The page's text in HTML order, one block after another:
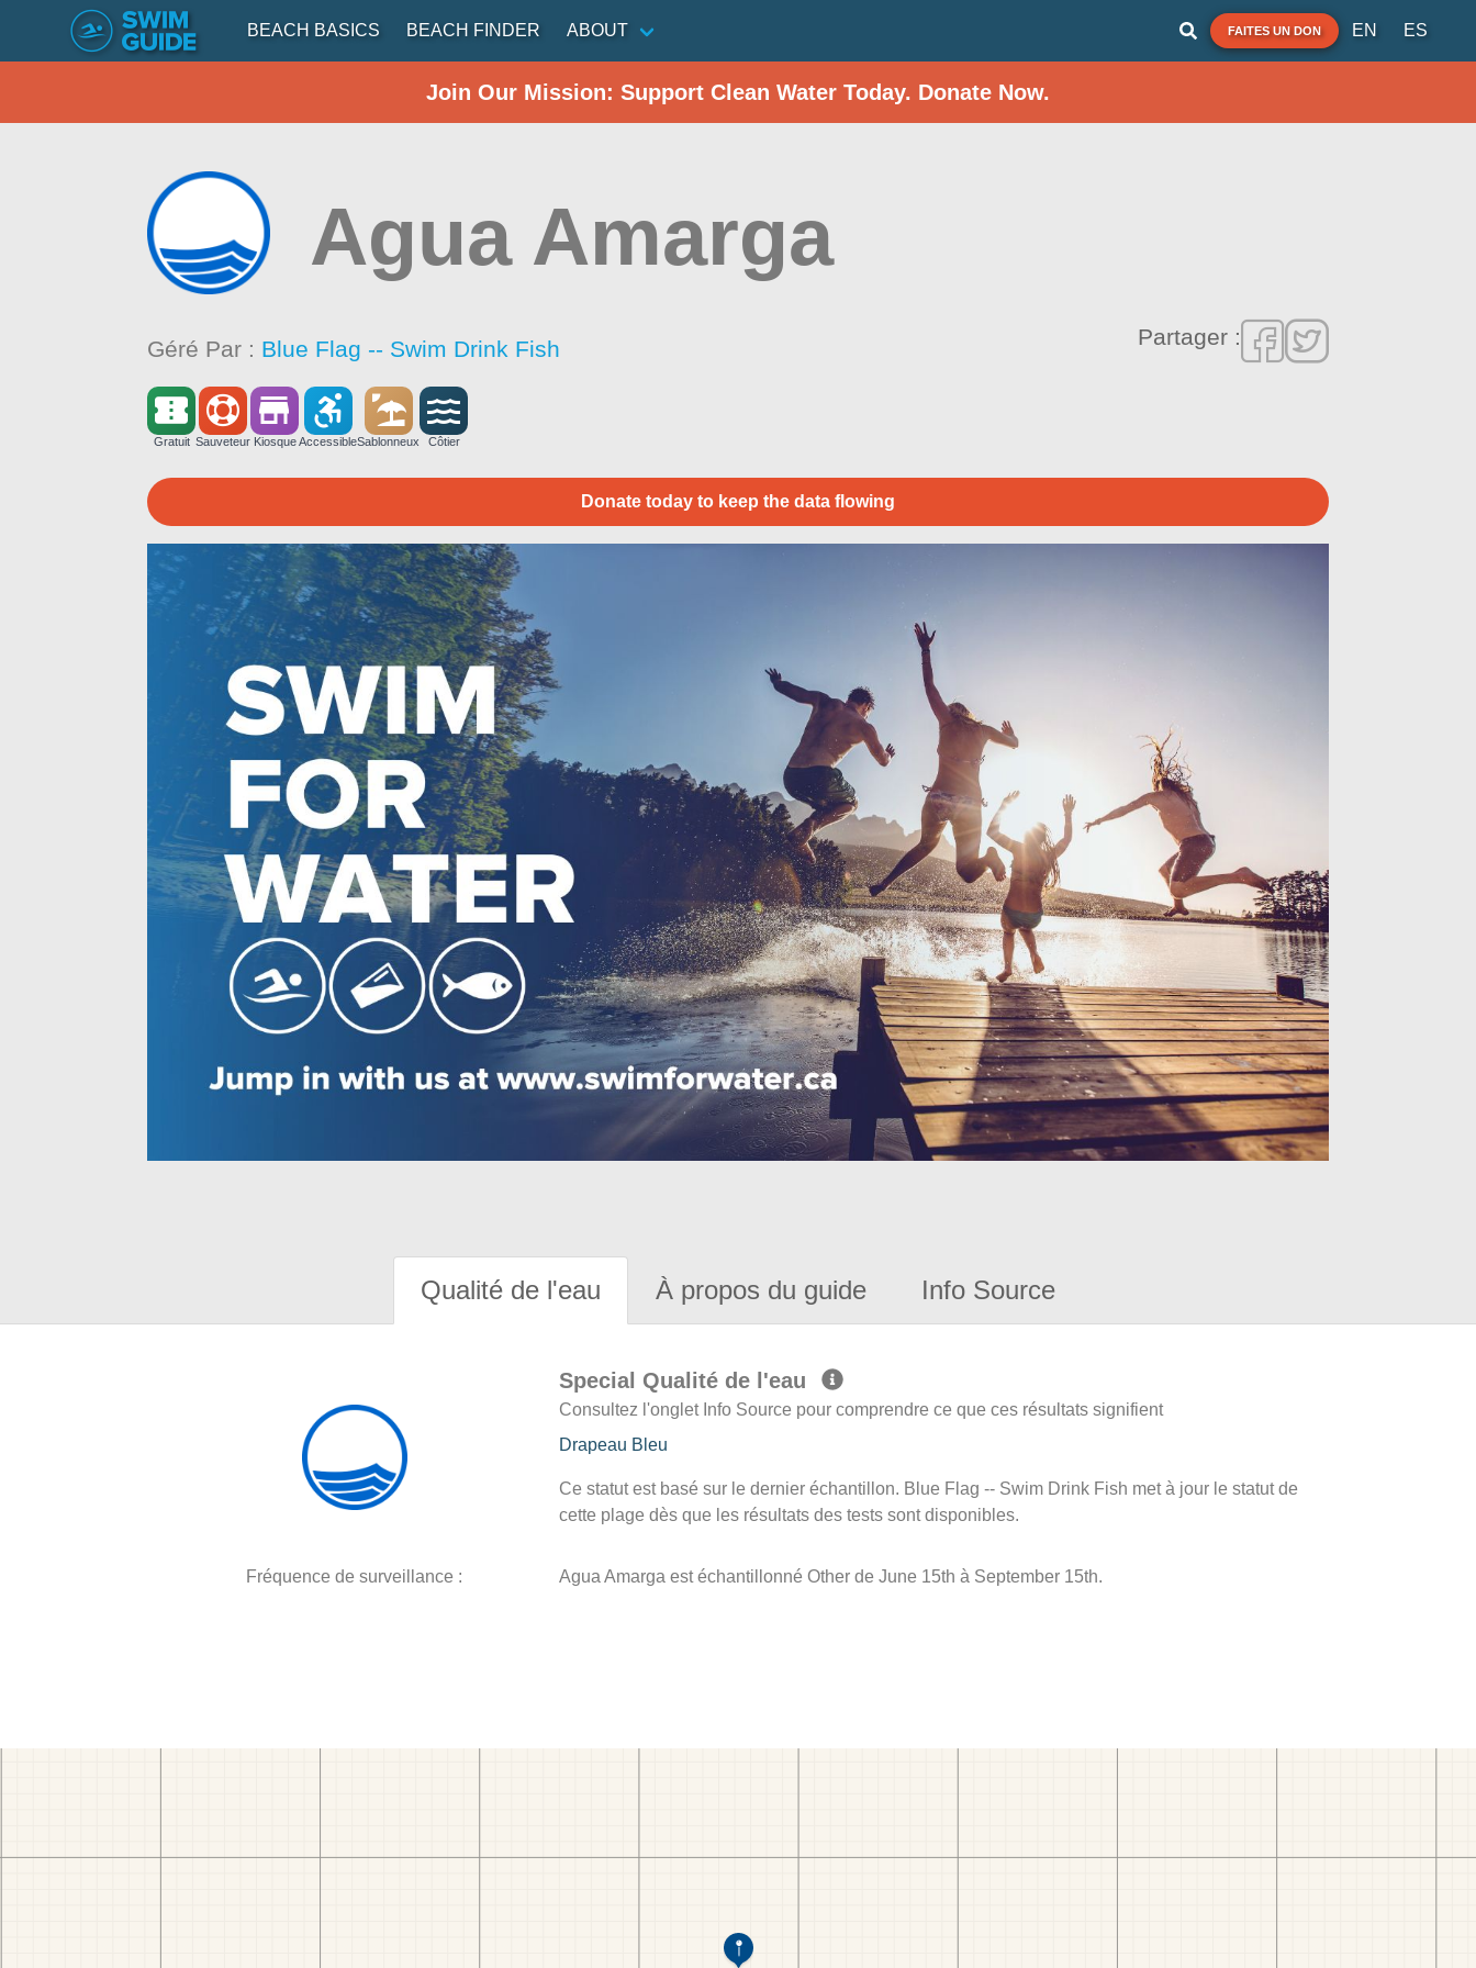
BEACH BASICS BEACH FINDER ABOUT FAITES UN DON EN ES
Join Our Mission: Support Clean Water Today. Donate Now.
Agua Amarga
Géré Par : Blue Flag -- Swim Drink Fish Partager :
Gratuit Sauveteur Kiosque AccessibleSablonneux Côtier
Donate today to keep the data flowing
Qualité de l'eau À propos du guide Info Source
Special Qualité de l'eau
Consultez l'onglet Info Source pour comprendre ce que ces résultats signifient
Drapeau Bleu
Ce statut est basé sur le dernier échantillon. Blue Flag -- Swim Drink Fish met à jour le statut de
cette plage dès que les résultats des tests sont disponibles.
Fréquence de surveillance : Agua Amarga est échantillonné Other de June 15th à September 15th.